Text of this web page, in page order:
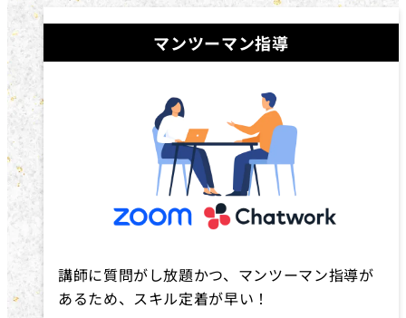
マンツーマン指導
講師に質問がし放題かつ、マンツーマン指導が
あるため、スキル定着が早い！